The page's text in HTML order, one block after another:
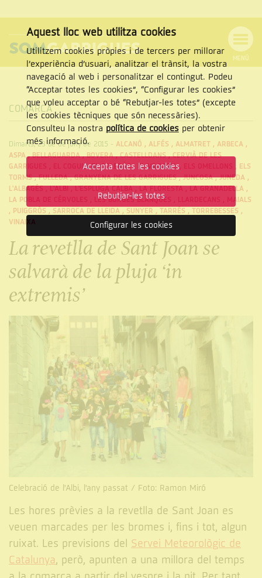
NAVEGACIÓ
MENÚ
Cercar
CERCAR
COMARCA
Dimarts, 23 de de juny de 2015 - ALCANÓ , ALFÉS , ALMATRET , ARBECA ,
ASPA,BELLAGUARDA,BOVERA,CASTELLDANS,CERVIÀ DE LES
GARRIGUES
EL COGUL,EL SOLERÀS, EL VILOSELL, , ELS
TORMS,FULLEDA,GRANYENA DE LES GARRIGUES,JUNCOSA,JUNEDA ,
L'ALBAGÉS,L'ALBI,L'ESPLUGA CALBA,LA FLORESTA,LA GRANADELLA ,
LA POBLA DE CÉRVOLES
LES BORGES BLANQUES
MAIALS
, PUIGGRÒS , SARROCA DE LLEIDA , SUNYER , TARRÉS , TORREBESSES ,
VINAIXA
La revetlla de Sant Joan se
salvarà de la pluja ‘in
extremis’
Celebració de l'Albi, l'any passat / Foto: Ramon Miró
Les hores prèvies a la revetlla de Sant Joan es
veuen marcades per les bromes i, fins i tot, algun
ruixat. Les previsions del Servei Meteorològic de
Catalunya, però, apunten a una millora del temps
Aquest lloc web utilitza cookies
Utilitzem cookies pròpies i de tercers per millorar
l’experiència d’usuari, analitzar el trànsit, la vostra
navegació al web i personalitzar el contingut. Podeu
“Acceptar totes les cookies”, “Configurar les cookies”
que voleu acceptar o bé “Rebutjar-les totes” (excepte
les cookies tècniques que són necessàries).
Consulteu la nostra política de cookiesper obtenir
més informació.
Accepta totes les cookies
Rebutjar-les totes
Configurar les cookies